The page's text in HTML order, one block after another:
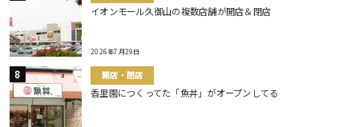
イオンモール久御山の複数店舗が開店＆閉店
2026年7月29日
開店・閉店
香里園につくってた「魚丼」がオープンしてる